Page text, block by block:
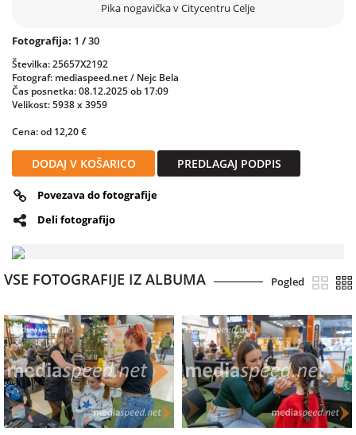
Pika nogavička v Citycentru Celje
Fotografija: 1 /30
Številka: 25657X2192
Fotograf: mediaspeed.net / Nejc Bela
Čas posnetka: 08.12.2025 ob 17:09
Velikost: 5938 x 3959
Cena: od 12,20 €
DODAJ V KOŠARICO PREDLAGAJ PODPIS
Povezava do fotografije
Deli fotografijo
VSE FOTOGRAFIJE IZ ALBUMA Pogled